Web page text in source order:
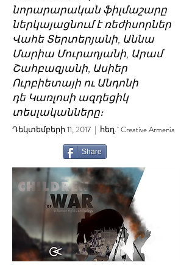
նորարարական ֆիլմաշարը
ներկայացնում է ռեժիսորներ
Վահե Տերտերյանի, Աննա
Մարիա Մուրադյանի, Արամ
Շահբազյանի, Ասիեր
Ուրբիետայի ու Անդոնի
դե Կառլոսի ազդեցիկ
տեսլականները։
Դեկտեմբերի 11, 2017 | հեղ.` Creative Armenia
Share